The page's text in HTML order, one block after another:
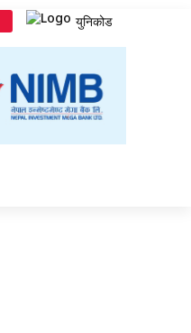
युनिकोड